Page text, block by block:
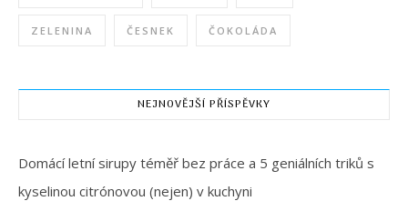
ZELENINA ČESNEK ČOKOLÁDA
NEJNOVĚJŠÍ PŘÍSPĚVKY
Domácí letní sirupy téměř bez práce a 5 geniálních triků s
kyselinou citrónovou (nejen) v kuchyni